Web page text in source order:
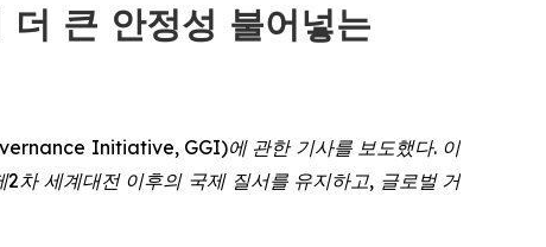
큰 안정성 불어넣는
Initiative, GGI)에 관한 기사를 보도했다. 이
2차 세계대전 이후의 국제 질서를 유지하고, 글로벌 거